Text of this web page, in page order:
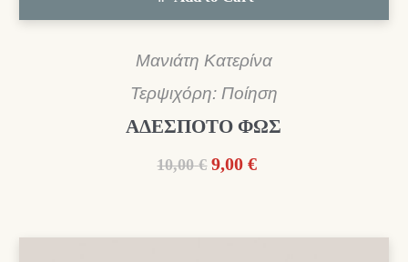
Μανιάτη Κατερίνα
Τερψιχόρη: Ποίηση
ΑΔΕΣΠΟΤΟ ΦΩΣ
10,00 € Original
10,00 €.
9,00 €Η
είναι: